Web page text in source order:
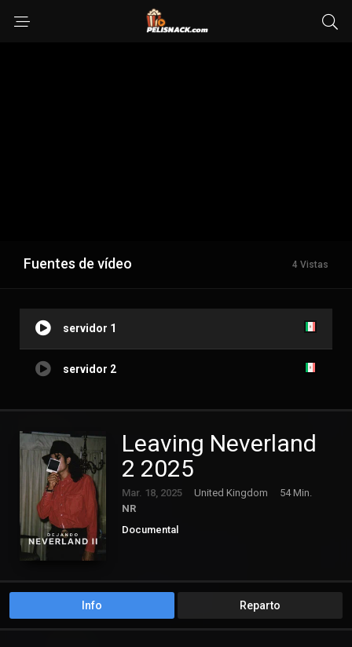
Fuentes de vídeo 4 Vistas
servidor 1
servidor 2
Leaving Neverland
2 2025
Mar. 18, 2025 United Kingdom
54 Min.
NR
Documental
Info Reparto